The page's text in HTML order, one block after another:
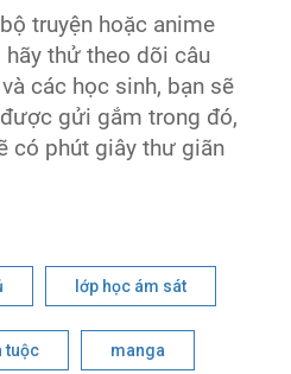
truyện hoặc anime
hãy thử theo dõi câu
các học sinh, bạn sẽ
gửi gắm trong đó,
có phút giây thư giãn
lớp học ám sát
tuộc manga